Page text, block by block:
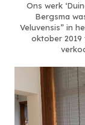
Ons werk
Bergsma
Veluvensis” in
oktober 2019